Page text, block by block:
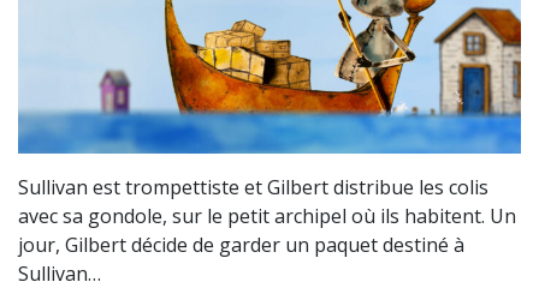
Sullivan est trompettiste et Gilbert distribue les colis
avec sa gondole, sur le petit archipel où ils habitent. Un
jour, Gilbert décide de garder un paquet destiné à
Sullivan…